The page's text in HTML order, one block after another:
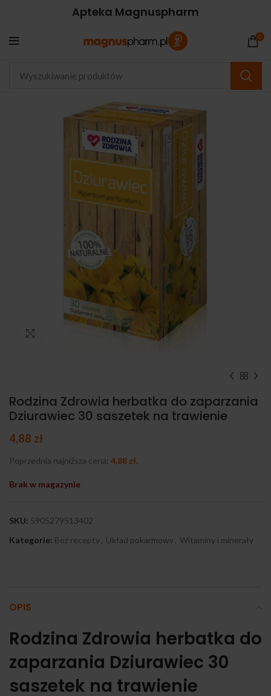
Apteka Magnuspharm
0
Kliknij, aby powiększyć
Rodzina Zdrowia herbatka do zaparzania
Dziurawiec 30 saszetek na trawienie
4,88 zł
Poprzednia najniższa cena: 4,88 zł.
Brak w magazynie
SKU: 5905279513402
Kategorie: Bez recepty Układ pokarmowy Witaminy i minerały
OPIS
Rodzina Zdrowia herbatka do
zaparzania Dziurawiec 30
saszetek na trawienie